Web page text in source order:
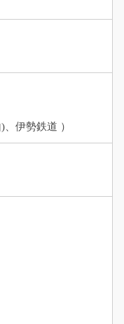
伊勢鉄道 ）